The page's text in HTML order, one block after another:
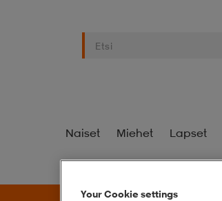
Naiset Miehet Lapset
Your Cookie settings